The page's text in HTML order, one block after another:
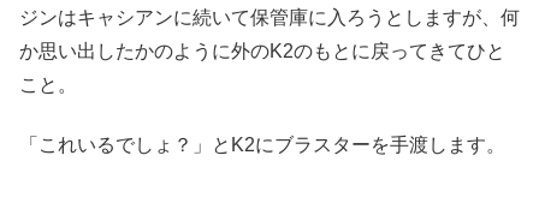
ジンはキャシアンに続いて保管庫に入ろうとしますが、何
か思い出したかのように外のK2のもとに戻ってきてひと
こと。
「これいるでしょ？」とK2にブラスターを手渡します。